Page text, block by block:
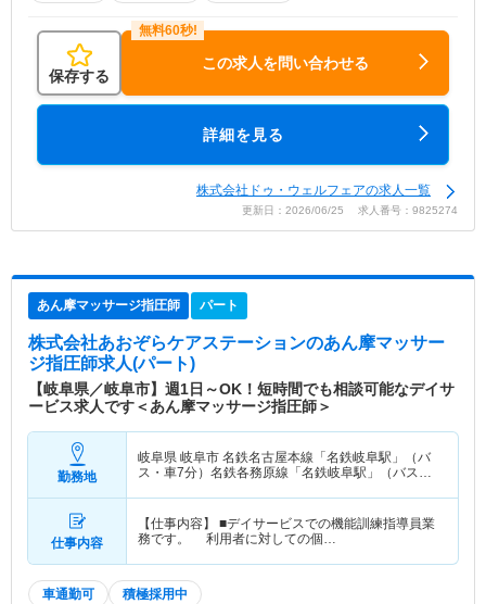
保存する
この求人を問い合わせる
詳細を見る
株式会社ドゥ・ウェルフェアの求人一覧
更新日：2026/06/25 求人番号：9825274
あん摩マッサージ指圧師 パート
株式会社あおぞらケアステーションのあん摩マッサー
ジ指圧師求人(パート)
【岐阜県／岐阜市】週1日～OK！短時間でも相談可能なデイサ
ービス求人です＜あん摩マッサージ指圧師＞
勤務地
岐阜県 岐阜市 名鉄名古屋本線「名鉄岐阜駅」（バ
ス・車7分）名鉄各務原線「名鉄岐阜駅」（バス・
仕事内容
【仕事内容】 ■デイサービスでの機能訓練指導員業
務です。 利用者に対しての個…
車通勤可 積極採用中